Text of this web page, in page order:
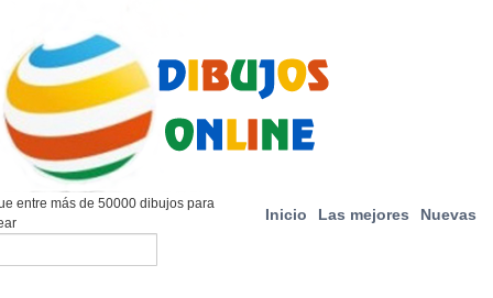
Inicio Las mejores Nuevas
entre más de 50000 dibujos para